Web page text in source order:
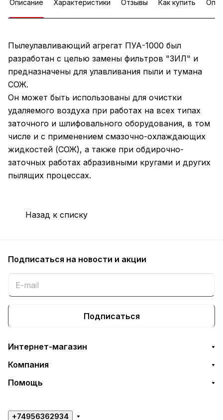
Описание Характеристики Отзывы Как купить
Пылеулавливающий агрегат ПУА-1000 был
разработан с целью замены фильтров "ЗИЛ" и
предназначены для улавливания пыли и тумана
СОЖ.
Он может быть использованы для очистки
удаляемого воздуха при работах на всех типах
заточного и шлифовального оборудования, в том
числе и с применением смазочно-охлаждающих
жидкостей (СОЖ), а также при обдирочно-
заточных работах абразивными кругами и других
пылящих процессах.
Назад к списку
Подписаться на новости и акции
Подписаться
Интернет-магазин
Компания
Помощь
+74956362934